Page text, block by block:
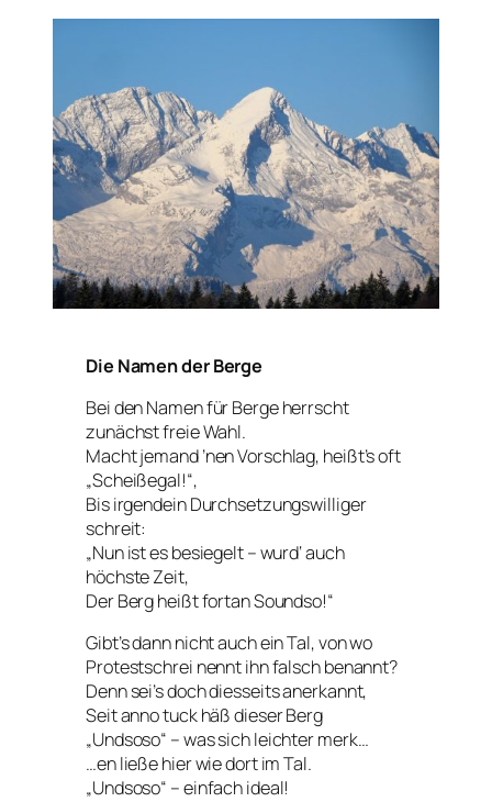
Die Namen der Berge
Bei den Namen für Berge herrscht
zunächst freie Wahl.
Macht jemand ’nen Vorschlag, heißt’s oft
„Scheißegal!“,
Bis irgendein Durchsetzungswilliger
schreit:
„Nun ist es besiegelt – wurd‘ auch
höchste Zeit,
Der Berg heißt fortan Soundso!“
Gibt’s dann nicht auch ein Tal, von wo
Protestschrei nennt ihn falsch benannt?
Denn sei’s doch diesseits anerkannt,
Seit anno tuck häß dieser Berg
„Undsoso“ – was sich leichter merk…
…en ließe hier wie dort im Tal.
„Undsoso“ – einfach ideal!